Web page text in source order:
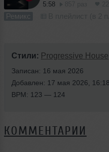
5:58
Ремикс
Стили: Progressive House
Записан: 16 мая 2026
Добавлен: 17 мая 2026, 16:18
BPM: 123 — 124
КОММЕНТАРИИ